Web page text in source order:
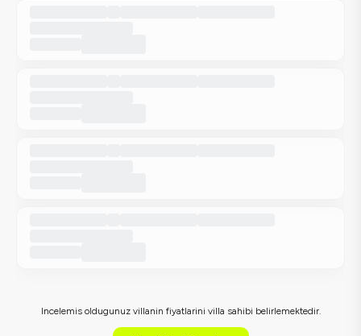
Incelemis oldugunuz villanin fiyatlarini villa sahibi belirlemektedir.